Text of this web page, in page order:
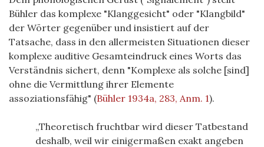
Bühler das komplexe "Klanggesicht" oder "Klangbild"
der Wörter gegenüber und insistiert auf der
Tatsache, dass in den allermeisten Situationen dieser
komplexe auditive Gesamteindruck eines Worts das
Verständnis sichert, denn "Komplexe als solche [sind]
ohne die Vermittlung ihrer Elemente
assoziationsfähig" (Bühler 1934a, 283, Anm. 1).
Theoretisch fruchtbar wird dieser Tatbestand
deshalb, weil wir einigermaßen exakt angeben